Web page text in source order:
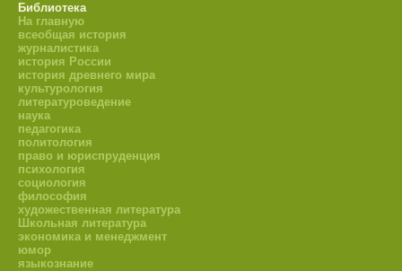
Библиотека
На главную
всеобщая история
журналистика
история России
история древнего мира
культурология
литературоведение
наука
педагогика
политология
право и юриспруденция
психология
социология
философия
художественная литература
Школьная литература
экономика и менеджмент
юмор
языкознание